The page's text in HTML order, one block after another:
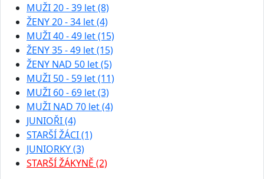
MUŽI 20 - 39 let (8)
ŽENY 20 - 34 let (4)
MUŽI 40 - 49 let (15)
ŽENY 35 - 49 let (15)
ŽENY NAD 50 let (5)
MUŽI 50 - 59 let (11)
MUŽI 60 - 69 let (3)
MUŽI NAD 70 let (4)
JUNIOŘI (4)
STARŠÍ ŽÁCI (1)
JUNIORKY (3)
STARŠÍ ŽÁKYNĚ (2)